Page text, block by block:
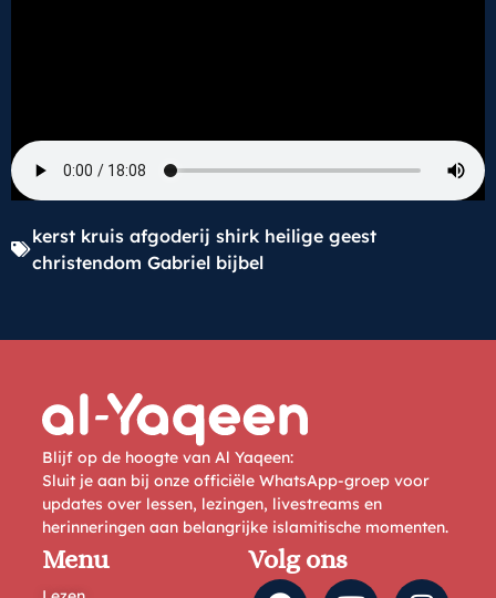
kerst kruis afgoderij shirk heilige geest
christendom Gabriel bijbel
Blijf op de hoogte van Al Yaqeen:
Sluit je aan bij onze officiële WhatsApp-groep voor
updates over lessen, lezingen, livestreams en
herinneringen aan belangrijke islamitische momenten.
Menu Volg ons